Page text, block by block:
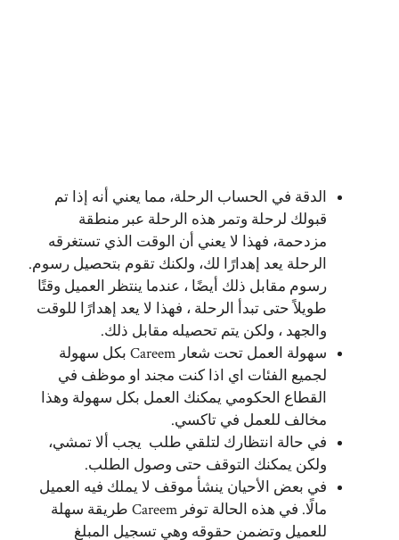
الدقة في الحساب الرحلة، مما يعني أنه إذا تم
قبولك لرحلة وتمر هذه الرحلة عبر منطقة
مزدحمة، فهذا لا يعني أن الوقت الذي تستغرقه
الرحلة يعد إهدارًا لك، ولكنك تقوم بتحصيل رسوم.
رسوم مقابل ذلك أيضًا ، عندما ينتظر العميل وقتًا
طويلاً حتى تبدأ الرحلة ، فهذا لا يعد إهدارًا للوقت
والجهد ، ولكن يتم تحصيله مقابل ذلك.
سهولة العمل تحت شعار Careem بكل سهولة
لجميع الفئات اي اذا كنت مجند او موظف في
القطاع الحكومي يمكنك العمل بكل سهولة وهذا
مخالف للعمل في تاكسي.
في حالة انتظارك لتلقي طلب يجب ألا تمشي،
ولكن يمكنك التوقف حتى وصول الطلب.
في بعض الأحيان ينشأ موقف لا يملك فيه العميل
مالًا. في هذه الحالة توفر Careem طريقة سهلة
للعميل وتضمن حقوقه وهي تسجيل المبلغ